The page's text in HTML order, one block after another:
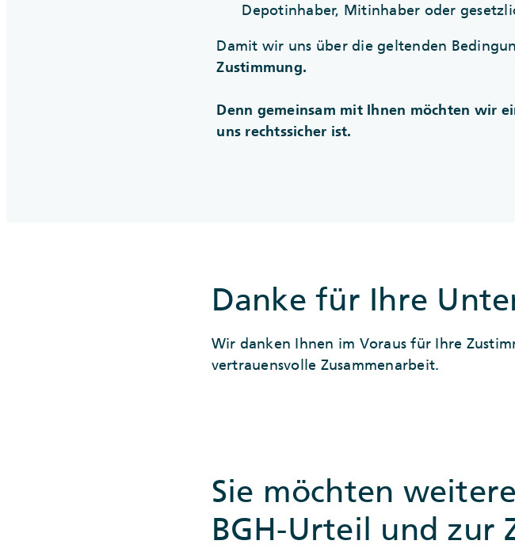
Depotinhaber, Mitinhaber oder
Damit wir uns über die geltenden
Zustimmung.
Denn gemeinsam mit Ihnen möchten wir
uns rechtssicher ist.
Danke für Ihre
Wir danken Ihnen im Voraus für Ihre
vertrauensvolle Zusammenarbeit.
Sie möchten
BGH-Urteil und zur